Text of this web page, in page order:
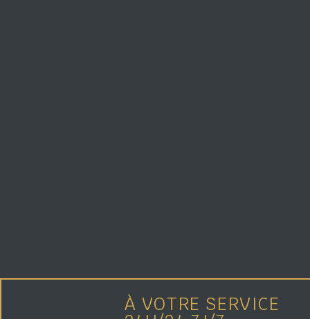
À VOTRE SERVICE